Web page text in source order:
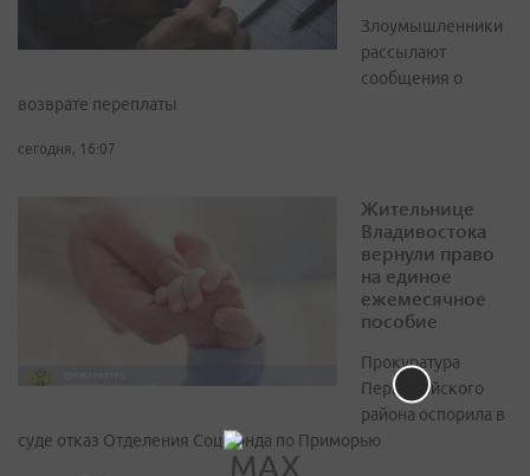
Злоумышленники
рассылают
сообщения о
возврате переплаты
сегодня, 16:07
Жительнице
Владивостока
вернули право
на единое
ежемесячное
пособие
Прокуратура
Первомайского
района оспорила в
суде отказ Отделения Соцфонда по Приморью